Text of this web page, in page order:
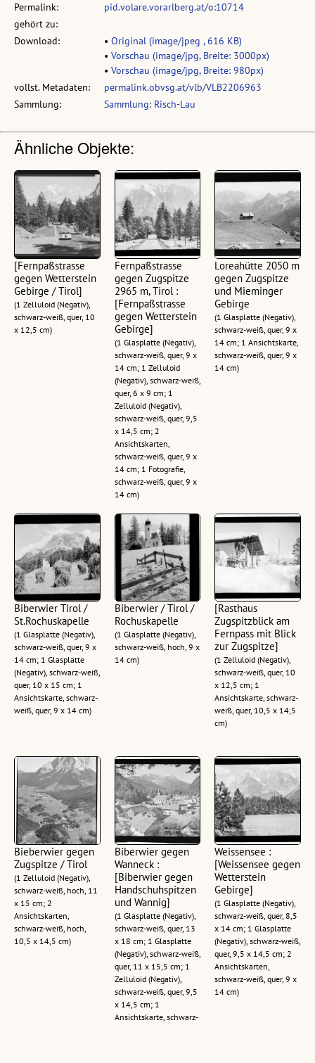
Permalink:
pid.volare.vorarlberg.at/o:10714
gehört zu:
Download:
• Original (image/jpeg , 616 KB)
• Vorschau (image/jpg, Breite: 3000px)
• Vorschau (image/jpg, Breite: 980px)
vollst. Metadaten:
permalink.obvsg.at/vlb/VLB2206963
Sammlung:
Sammlung: Risch-Lau
Ähnliche Objekte:
[Fernpaßstrasse
gegen Wetterstein
Gebirge / Tirol]
(1 Zelluloid (Negativ),
schwarz-weiß, quer, 10
x 12,5 cm)
Fernpaßstrasse
gegen Zugspitze
2965 m, Tirol :
[Fernpaßstrasse
gegen Wetterstein
Gebirge]
(1 Glasplatte (Negativ),
schwarz-weiß, quer, 9 x
14 cm; 1 Zelluloid
(Negativ), schwarz-weiß,
quer, 6 x 9 cm; 1
Zelluloid (Negativ),
schwarz-weiß, quer, 9,5
x 14,5 cm; 2
Ansichtskarten,
schwarz-weiß, quer, 9 x
14 cm; 1 Fotografie,
schwarz-weiß, quer, 9 x
14 cm)
Loreahütte 2050 m
gegen Zugspitze
und Mieminger
Gebirge
(1 Glasplatte (Negativ),
schwarz-weiß, quer, 9 x
14 cm; 1 Ansichtskarte,
schwarz-weiß, quer, 9 x
14 cm)
Biberwier Tirol /
St.Rochuskapelle
(1 Glasplatte (Negativ),
schwarz-weiß, quer, 9 x
14 cm; 1 Glasplatte
(Negativ), schwarz-weiß,
quer, 10 x 15 cm; 1
Ansichtskarte, schwarz-
weiß, quer, 9 x 14 cm)
Biberwier / Tirol /
Rochuskapelle
(1 Glasplatte (Negativ),
schwarz-weiß, hoch, 9 x
14 cm)
[Rasthaus
Zugspitzblick am
Fernpass mit Blick
zur Zugspitze]
(1 Zelluloid (Negativ),
schwarz-weiß, quer, 10
x 12,5 cm; 1
Ansichtskarte, schwarz-
weiß, quer, 10,5 x 14,5
cm)
Bieberwier gegen
Zugspitze / Tirol
(1 Zelluloid (Negativ),
schwarz-weiß, hoch, 11
x 15 cm; 2
Ansichtskarten,
schwarz-weiß, hoch,
10,5 x 14,5 cm)
Biberwier gegen
Wanneck :
[Biberwier gegen
Handschuhspitzen
und Wannig]
(1 Glasplatte (Negativ),
schwarz-weiß, quer, 13
x 18 cm; 1 Glasplatte
(Negativ), schwarz-weiß,
quer, 11 x 15,5 cm; 1
Zelluloid (Negativ),
schwarz-weiß, quer, 9,5
x 14,5 cm; 1
Ansichtskarte, schwarz-
Weissensee :
[Weissensee gegen
Wetterstein
Gebirge]
(1 Glasplatte (Negativ),
schwarz-weiß, quer, 8,5
x 14 cm; 1 Glasplatte
(Negativ), schwarz-weiß,
quer, 9,5 x 14,5 cm; 2
Ansichtskarten,
schwarz-weiß, quer, 9 x
14 cm)